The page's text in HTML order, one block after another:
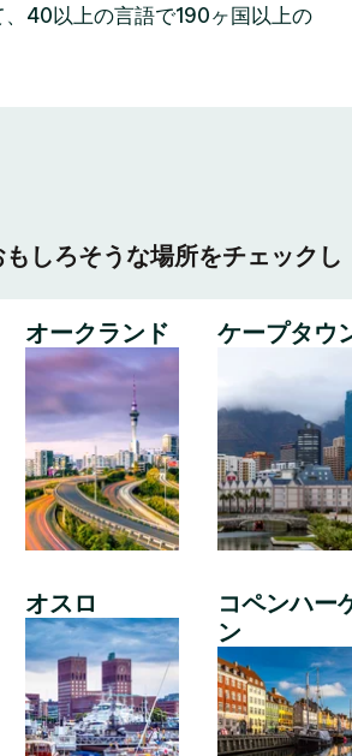
、40以上の言語で190ヶ国以上の
しろそうな場所をチェックし
オークランド
オスロ
ケープタウ
コペンハー
ン